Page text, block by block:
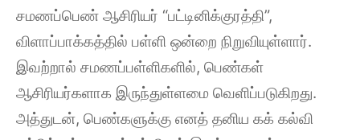
சமணப்பெண் ஆசிரியர் “பட்டினிக்குரத்தி”,
விளாப்பாக்கத்தில் பள்ளி ஒன்றை நிறுவியுள்ளார்.
இவற்றால் சமணப்பள்ளிகளில், பெண்கள்
ஆசிரியர்களாக இருந்துள்ளமை வெளிப்படுகிறது.
அத்துடன், பெண்களுக்கு எனத் தனிய கக் கல்வி